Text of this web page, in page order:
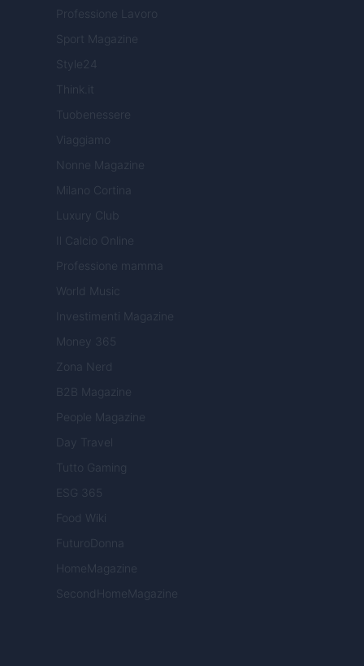
Professione Lavoro
Sport Magazine
Style24
Think.it
Tuobenessere
Viaggiamo
Nonne Magazine
Milano Cortina
Luxury Club
Il Calcio Online
Professione mamma
World Music
Investimenti Magazine
Money 365
Zona Nerd
B2B Magazine
People Magazine
Day Travel
Tutto Gaming
ESG 365
Food Wiki
FuturoDonna
HomeMagazine
SecondHomeMagazine